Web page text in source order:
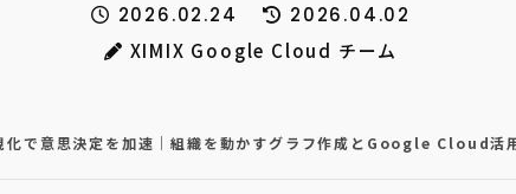
2026.02.24
2026.04.02
XIMIX Google Cloud チーム
化で意思決定を加速｜組織を動かすグラフ作成とGoogle Cloud活